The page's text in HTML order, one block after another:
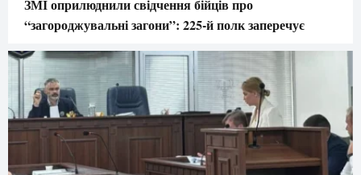
ЗМІ оприлюднили свідчення бійців про
“загороджувальні загони”: 225-й полк заперечує